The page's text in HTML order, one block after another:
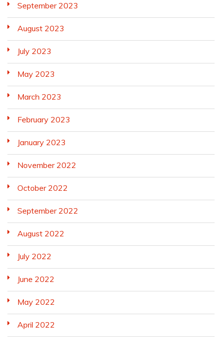
September 2023
August 2023
July 2023
May 2023
March 2023
February 2023
January 2023
November 2022
October 2022
September 2022
August 2022
July 2022
June 2022
May 2022
April 2022